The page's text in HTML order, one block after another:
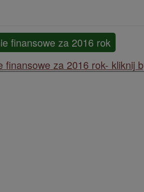
finansowe za 2016 rok
finansowe za 2016 rok- kliknij